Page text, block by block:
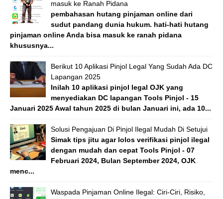
masuk ke Ranah Pidana
pembahasan hutang pinjaman online dari
sudut pandang dunia hukum. hati-hati hutang
pinjaman online Anda bisa masuk ke ranah pidana
khususnya...
Berikut 10 Aplikasi Pinjol Legal Yang Sudah Ada DC
Lapangan 2025
Inilah 10 aplikasi pinjol legal OJK yang
menyediakan DC lapangan Tools Pinjol - 15
Januari 2025 Awal tahun 2025 di bulan Januari ini, ada 10...
Solusi Pengajuan Di Pinjol Ilegal Mudah Di Setujui
Simak tips jitu agar lolos verifikasi pinjol ilegal
dengan mudah dan cepat Tools Pinjol - 07
Februari 2024, Bulan September 2024, OJK
menc...
Waspada Pinjaman Online Ilegal: Ciri-Ciri, Risiko,